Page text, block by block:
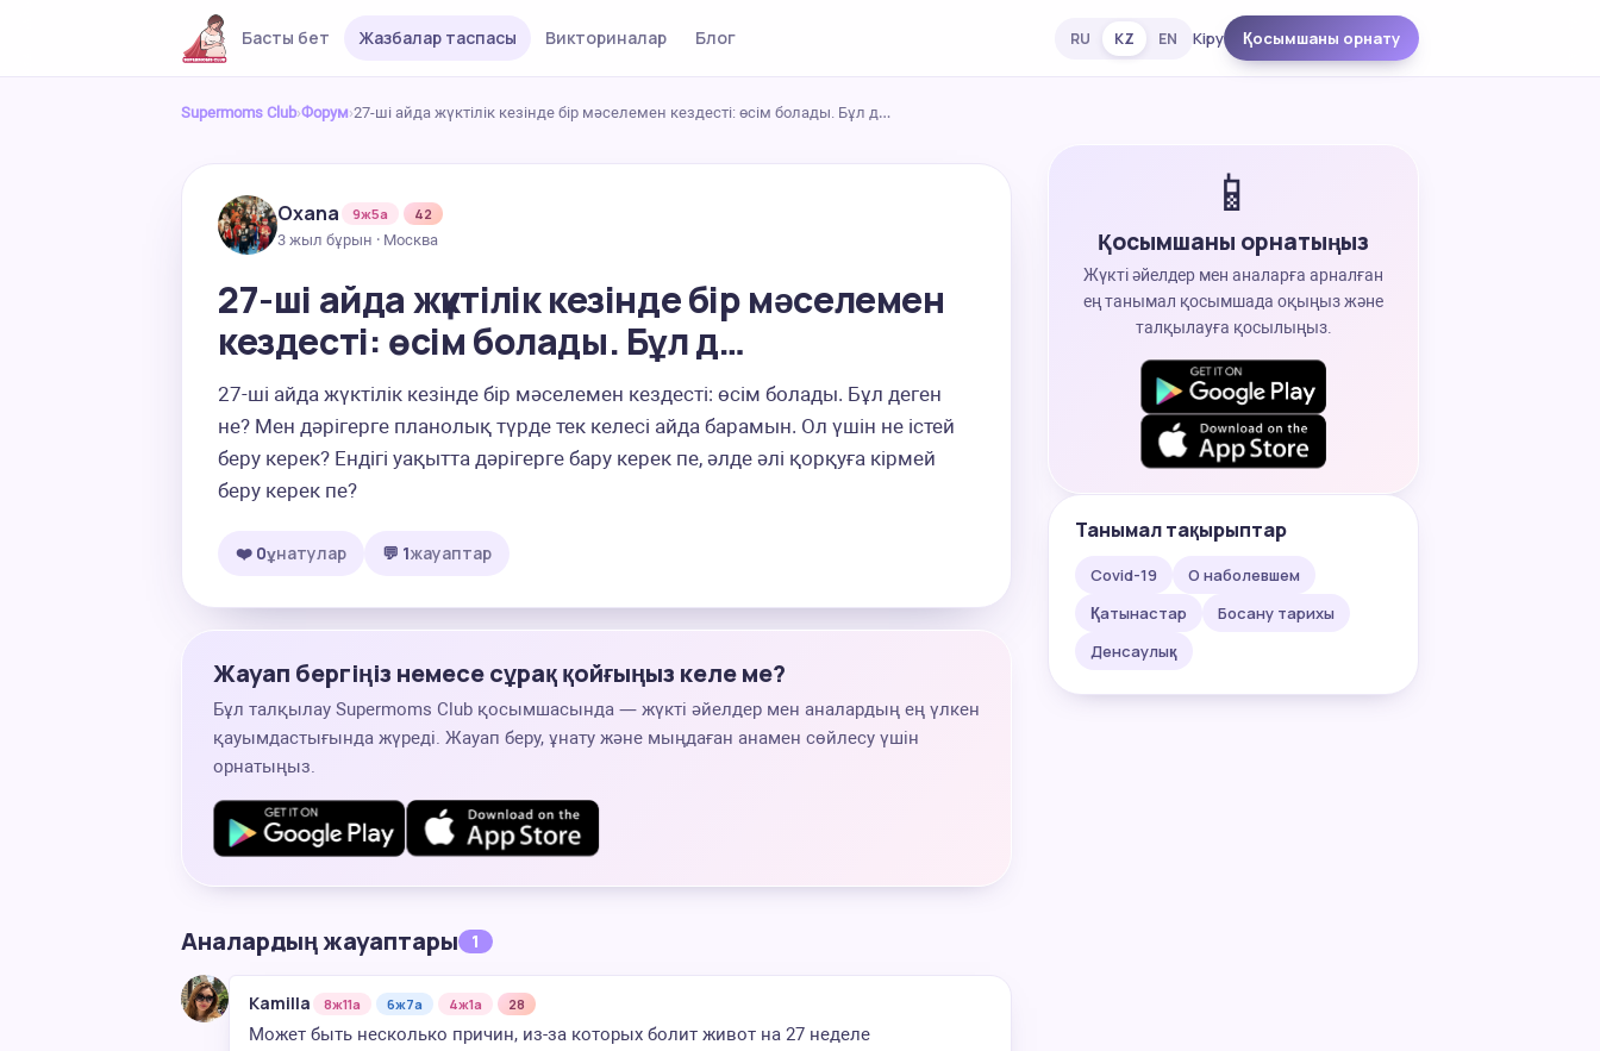
Басты бет Жазбалар таспасы Викториналар Блог RU KZ EN Кіру Қосымшаны орнату
Supermoms Club›Форум›27-ші айда жүктілік кезінде бір мәселемен кездесті: өсім болады. Бұл д…
Oxana 9ж5а
42
3 жыл бұрын · Москва
27-ші айда жүктілік кезінде бір мәселемен
кездесті: өсім болады. Бұл д…
27-ші айда жүктілік кезінде бір мәселемен кездесті: өсім болады. Бұл деген
не? Мен дәрігерге планолық түрде тек келесі айда барамын. Ол үшін не істей
беру керек? Ендігі уақытта дәрігерге бару керек пе, әлде әлі қорқуға кірмей
беру керек пе?
❤️ 0ұнатулар 💬 1жауаптар
Жауап бергіңіз немесе сұрақ қойғыңыз келе ме?
Бұл талқылау Supermoms Club қосымшасында — жүкті әйелдер мен аналардың ең үлкен
қауымдастығында жүреді. Жауап беру, ұнату және мыңдаған анамен сөйлесу үшін
орнатыңыз.
Аналардың жауаптары 1
Kamilla 8ж11а 6ж7а 4ж1а 28
Может быть несколько причин, из-за которых болит живот на 27 неделе
📱
Қосымшаны орнатыңыз
Жүкті әйелдер мен аналарға арналған
ең танымал қосымшада оқыңыз және
талқылауға қосылыңыз.
Танымал тақырыптар
Covid-19
О наболевшем
Қатынастар
Босану тарихы
Денсаулық